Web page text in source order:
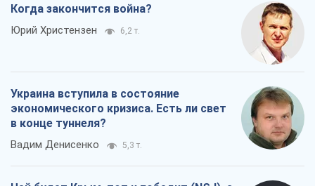
Когда закончится война?
Юрий Христензен 6,2 т.
Украина вступила в состояние
экономического кризиса. Есть ли свет
в конце туннеля?
Вадим Денисенко 5,3 т.